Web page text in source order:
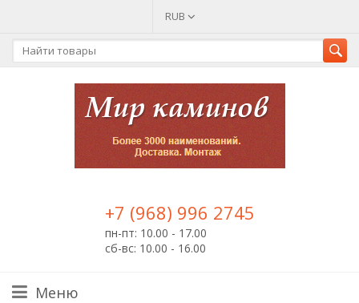
RUB
+7 (968) 996 2745
пн-пт: 10.00 - 17.00
сб-вс: 10.00 - 16.00
Меню